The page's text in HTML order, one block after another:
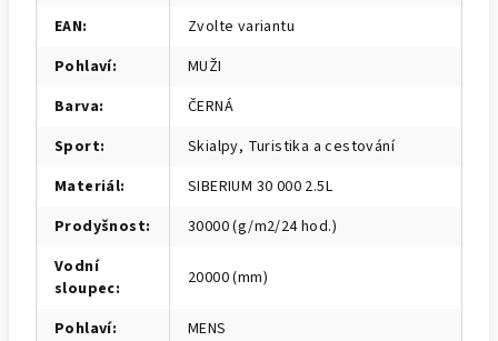
EAN:
Zvolte variantu
Pohlaví:
MUŽI
Barva:
ČERNÁ
Sport:
Skialpy, Turistika a cestování
Materiál:
SIBERIUM 30 000 2.5L
Prodyšnost:
30000 (g/m2/24 hod.)
Vodní
sloupec: 20000 (mm)
Pohlaví:
MENS